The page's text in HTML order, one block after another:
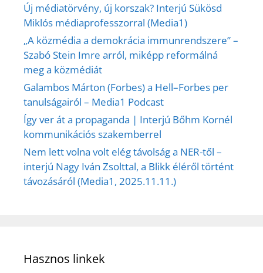
Új médiatörvény, új korszak? Interjú Sükösd
Miklós médiaprofesszorral (Media1)
„A közmédia a demokrácia immunrendszere” –
Szabó Stein Imre arról, miképp reformálná
meg a közmédiát
Galambos Márton (Forbes) a Hell–Forbes per
tanulságairól – Media1 Podcast
Így ver át a propaganda | Interjú Bőhm Kornél
kommunikációs szakemberrel
Nem lett volna volt elég távolság a NER-től –
interjú Nagy Iván Zsolttal, a Blikk éléről történt
távozásáról (Media1, 2025.11.11.)
Hasznos linkek